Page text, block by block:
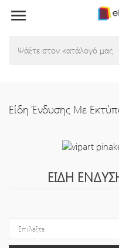

Είδη Ένδυσης Με
ΕΊΔΗ
Επιλέξτε